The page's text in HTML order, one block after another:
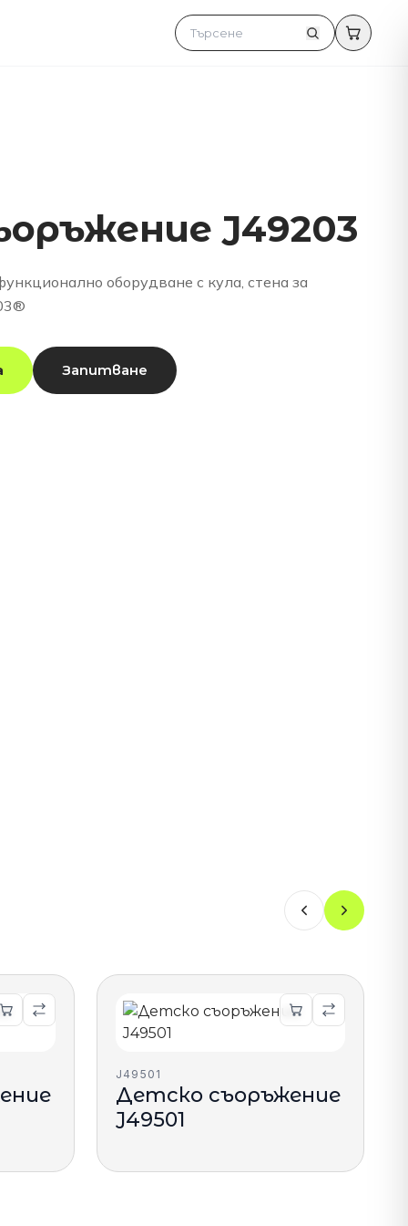
J49203
оборудване с кула, стена за
Запитване
J49501
Детско съоръжение
J49501